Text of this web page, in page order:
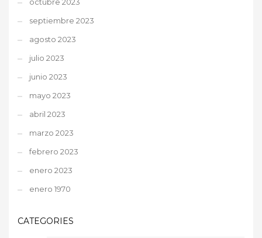
septiembre 2023
agosto 2023
julio 2023
junio 2023
mayo 2023
abril 2023
marzo 2023
febrero 2023
enero 2023
enero 1970
CATEGORIES